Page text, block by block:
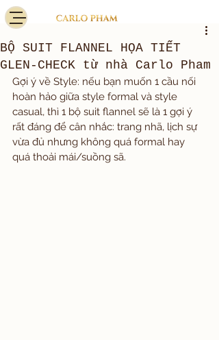
BỘ SUIT FLANNEL HỌA TIẾT
GLEN-CHECK từ nhà Carlo Pham
Gợi ý về Style: nếu bạn muốn 1 cầu nối
hoàn hảo giữa style formal và style
casual, thì 1 bộ suit flannel sẽ là 1 gợi ý
rất đáng để cân nhắc: trang nhã, lịch sự
vừa đủ nhưng không quá formal hay
quá thoải mái/suồng sã.